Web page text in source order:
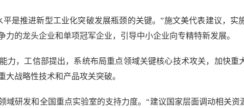
推进新型工业化突破发展瓶颈的关键。”施文美代表建议，实
力的龙头企业和单项冠军企业，引导中小企业向专精特新发展。
，工信部提出，系统布局重点领域关键核心技术攻关，加快重
战略性技术和产品攻关突破。
研发和全国重点实验室的支持力度。“建议国家层面调动相关资